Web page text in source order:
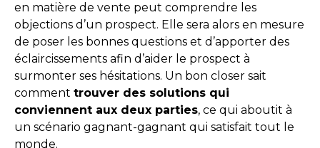
en matière de vente peut comprendre les
objections d’un prospect. Elle sera alors en mesure
de poser les bonnes questions et d’apporter des
éclaircissements afin d’aider le prospect à
surmonter ses hésitations. Un bon closer sait
comment trouver des solutions qui
conviennent aux deux parties, ce qui aboutit à
un scénario gagnant-gagnant qui satisfait tout le
monde.